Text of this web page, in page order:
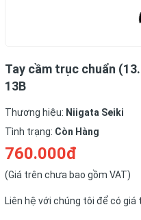
Tay cầm trục chuẩn
13B
Thương hiệu: Niigata Seiki
Tình trạng: Còn Hàng
760.000đ
(Giá trên chưa bao gồm VAT)
Liên hệ với chúng tôi để có giá